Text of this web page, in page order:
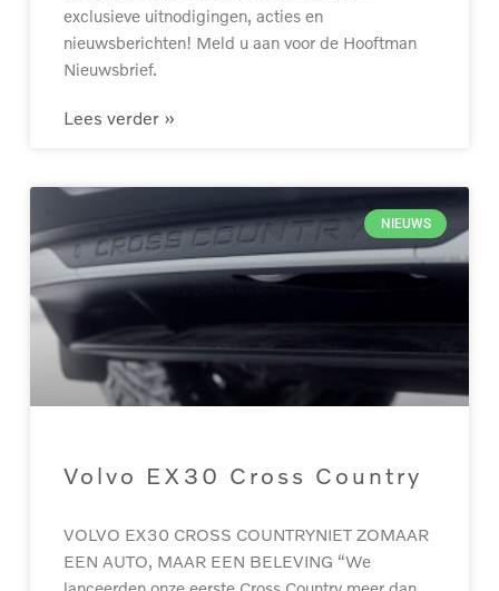
exclusieve uitnodigingen, acties en
nieuwsberichten! Meld u aan voor de Hooftman
Nieuwsbrief.
Lees verder »
NIEUWS
Volvo EX30 Cross Country
VOLVO EX30 CROSS COUNTRYNIET ZOMAAR
EEN AUTO, MAAR EEN BELEVING “We